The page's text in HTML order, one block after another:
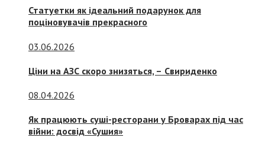
Статуетки як ідеальний подарунок для
поціновувачів прекрасного
03.06.2026
Ціни на АЗС скоро знизяться, – Свириденко
08.04.2026
Як працюють суші-ресторани у Броварах під час
війни: досвід «Сушия»